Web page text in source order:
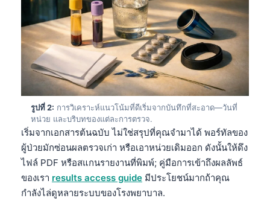
รูปที่ 2: การวิเคราะห์แนวโน้มที่ดีเริ่มจากบันทึกที่สะอาด—วันที่
หน่วย และบริบทของแต่ละการตรวจ.
เริ่มจากเอกสารต้นฉบับ ไม่ใช่สรุปที่คุณจำมาได้ พอร์ทัลของ
ผู้ป่วยมักซ่อนผลตรวจเก่า หรือเอาหน่วยเดิมออก ดังนั้นให้ดึง
ไฟล์ PDF หรือสแกนรายงานที่พิมพ์; คู่มือการเข้าถึงผลลัพธ์
ของเรา results access guide มีประโยชน์มากถ้าคุณ
กำลังไล่ดูหลายระบบของโรงพยาบาล.